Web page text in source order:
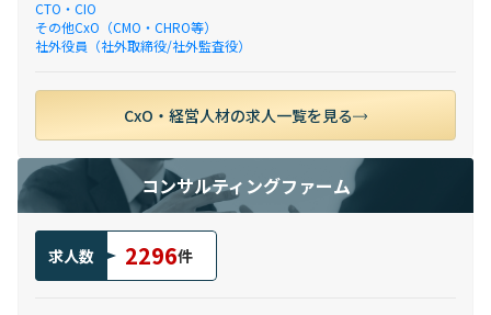
CTO・CIO
その他CxO（CMO・CHRO等）
社外役員（社外取締役/社外監査役）
CxO・経営人材の求人一覧を見る
コンサルティングファーム
求人数 2296件